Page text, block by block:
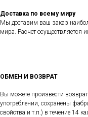
Доставка по всему миру
Мы доставим ваш заказ
мира. Расчет осуществляется
ОБМЕН И ВОЗВРАТ
Вы можете произвести
употреблении, сохранены
свойства и т.п.) в течение 14